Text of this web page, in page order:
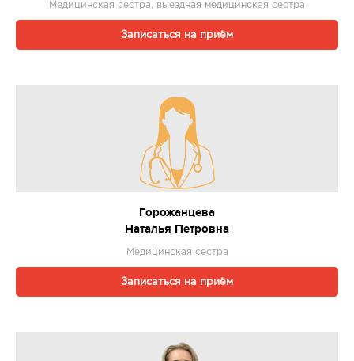
Медицинская сестра, выездная медицинская сестра
Записаться на приём
Горожанцева
Наталья Петровна
Медицинская сестра
Записаться на приём